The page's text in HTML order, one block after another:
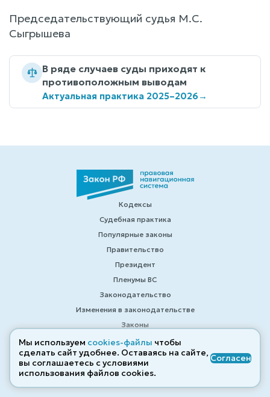
Председательствующий судья М.С.
Сыгрышева
В ряде случаев суды приходят к
противоположным выводам
Актуальная практика 2025–2026→
Кодексы
Судебная практика
Популярные законы
Правительство
Президент
Пленумы ВС
Законодательство
Изменения в законодательстве
Законы
Калькуляторы
Справочные материалы
Образцы договоров
Контакты
Мы используем cookies-файлы чтобы
сделать сайт удобнее. Оставаясь на сайте,
вы соглашаетесь с условиями
использования файлов cооkies.
Согласен